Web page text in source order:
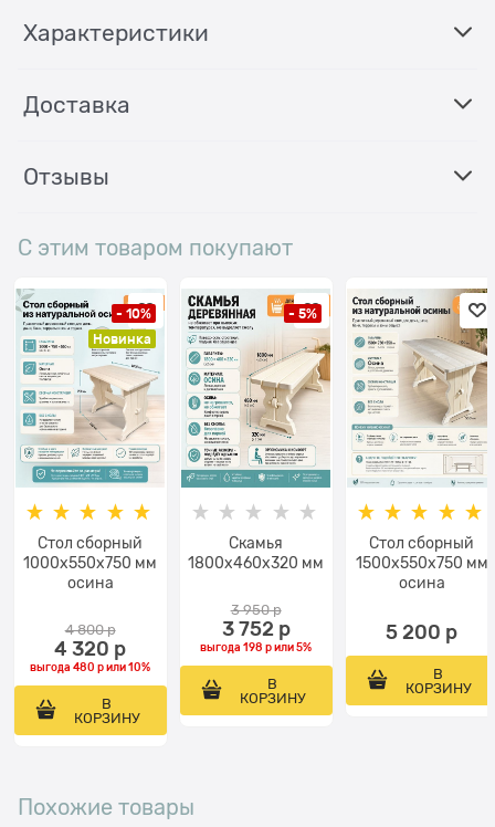
Характеристики
Доставка
Отзывы
С этим товаром покупают
- 10%
Новинка
Стол сборный
1000х550х750 мм
осина
4 800 р
4 320 р
выгода480 рили10%
В
КОРЗИНУ
- 5%
Скамья
1800х460х320 мм
3 950 р
3 752 р
выгода198 рили5%
В
КОРЗИНУ
Стол сборный
1500х550х750 мм
осина
5 200 р
В
КОРЗИНУ
Похожие товары